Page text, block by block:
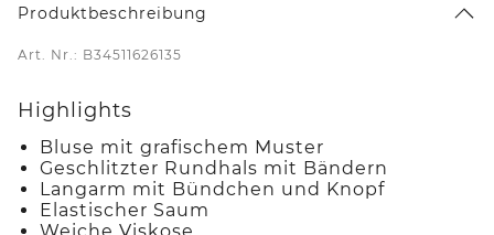
Produktbeschreibung
Art. Nr.: B34511626135
Highlights
Bluse mit grafischem Muster
Geschlitzter Rundhals mit Bändern
Langarm mit Bündchen und Knopf
Elastischer Saum